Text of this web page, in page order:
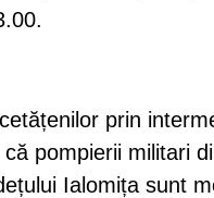
prin
pompierii militari
Ialomița sunt